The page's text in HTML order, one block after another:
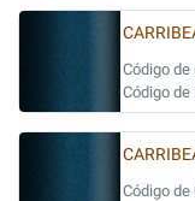
Código de
Código de
Código de